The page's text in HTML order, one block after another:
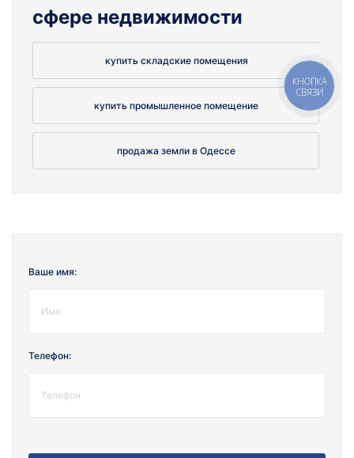
сфере недвижимости
купить складские помещения
купить промышленное помещение
продажа земли в Одессе
Ваше имя:
Телефон:
КНОПКА
СВЯЗИ